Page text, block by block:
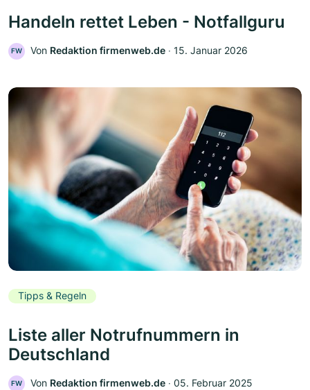
Handeln rettet Leben - Notfallguru
FW Von Redaktion firmenweb.de ‧ 15. Januar 2026
Tipps & Regeln
Liste aller Notrufnummern in
Deutschland
FW Von Redaktion firmenweb.de ‧ 05. Februar 2025